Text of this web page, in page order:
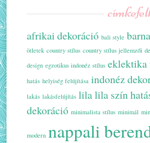
afrikai dekoráció bali style barna
ötletek country stílus country stílus jellemzői
design egzotikus indonéz stílus eklektika
hatás helyiség felújítása indonéz
lakás lakásfelújítás lilalila szín
dekoráció minimalista stílus minimál
modern nappali